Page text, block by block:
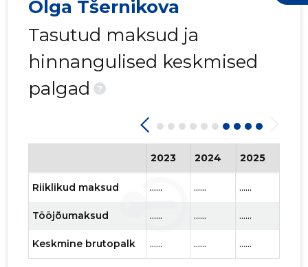
Olga Tšernikova
Tasutud maksud ja
hinnangulised keskmised
palgad
?
2023 2024 2025
Riiklikud maksud ...... ...... ......
Tööjõumaksud ...... ...... ......
Keskmine brutopalk ...... ...... ......